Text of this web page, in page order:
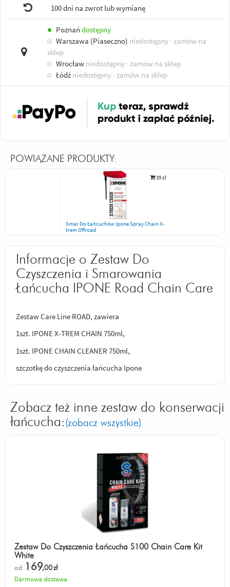
100 dni na zwrot lub wymianę
● Poznań dostępny
○ Warszawa (Piaseczno) niedostępny · zamów na
sklep
○ Wrocław niedostępny · zamów na sklep
○ Łódź niedostępny · zamów na sklep
POWIĄZANE PRODUKTY:
39 zł
Smar Do Łańcuchów Ipone Spray Chain X-
trem Offroad
Informacje o Zestaw Do
Czyszczenia i Smarowania
Łańcucha IPONE Road Chain Care
Zestaw Care Line ROAD, zawiera
1szt. IPONE X-TREM CHAIN 750ml,
1szt. IPONE CHAIN CLEANER 750ml,
szczotkę do czyszczenia łańcucha Ipone
Zobacz też inne zestaw do konserwacji
łańcucha:(zobacz wszystkie)
Zestaw Do Czyszczenia Łańcucha S100 Chain Care Kit
White
od 169,00zł
Darmowa dostawa